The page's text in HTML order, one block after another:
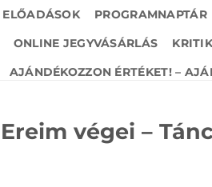
ELŐADÁSOK PROGRAMNAPTÁR
ONLINE JEGYVÁSÁRLÁS
AJÁNDÉKOZZON ÉRTÉKET! –
Ereim végei –